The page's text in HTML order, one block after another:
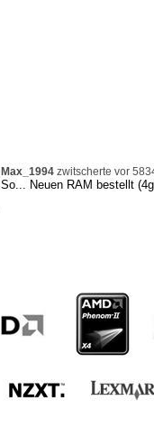
Max_1994 zwitscherte vor
So... Neuen RAM bestellt